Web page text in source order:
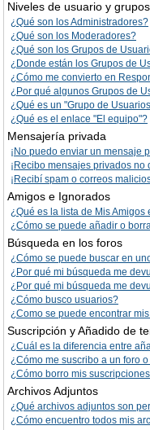
Niveles de usuario y grupos
¿Qué son los Administradores?
¿Qué son los Moderadores?
¿Qué son los Grupos de
¿Donde están los Grupos de
¿Cómo me convierto en
¿Por qué algunos Grupos de
¿Qué es un "Grupo de
¿Qué es el enlace "El equipo"?
Mensajería privada
¡No puedo enviar un mensaje
¡Recibo mensajes privados no
¡Recibí spam o correos
Amigos e Ignorados
¿Qué es la lista de Mis Amigos
¿Cómo se puede añadir o
Búsqueda en los foros
¿Cómo se puede buscar en
¿Por qué mi búsqueda me
¿Por qué mi búsqueda me
¿Cómo busco usuarios?
¿Como se puede encontrar
Suscripción y Añadido de
¿Cuál es la diferencia entre
¿Cómo me suscribo a un foro
¿Cómo borro mis
Archivos Adjuntos
¿Qué archivos adjuntos son
¿Cómo encuentro todos mis